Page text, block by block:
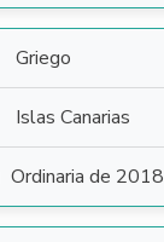
Griego
Islas Canarias
Ordinaria de 2018